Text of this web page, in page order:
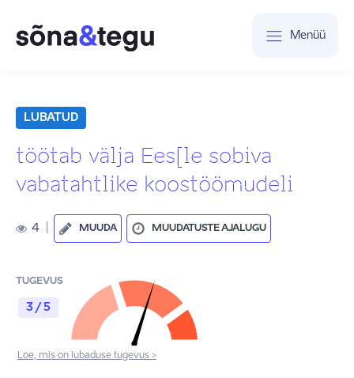
Menüü
LUBATUD
töötab välja Ees[le sobiva
vabatahtlike koostöömudeli
4 MUUDA MUUDATUSTE AJALUGU
TUGEVUS
3 / 5
Loe, mis on lubaduse tugevus >